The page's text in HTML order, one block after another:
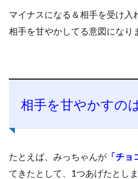
マイナスになる＆相手を受け入
相手を甘やかしてる意図になり
相手を甘やかすの
たとえば、みっちゃんが 「チ
てきたとして、1つあげたとしま